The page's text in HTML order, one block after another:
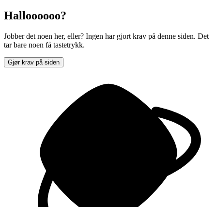
Halloooooo?
Jobber det noen her, eller? Ingen har gjort krav på denne siden. Det
tar bare noen få tastetrykk.
Gjør krav på siden